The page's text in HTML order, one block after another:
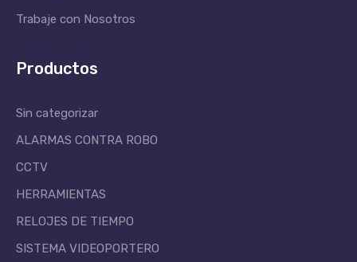
Trabaje con Nosotros
Productos
Sin categorizar
ALARMAS CONTRA ROBO
CCTV
HERRAMIENTAS
RELOJES DE TIEMPO
SISTEMA VIDEOPORTERO